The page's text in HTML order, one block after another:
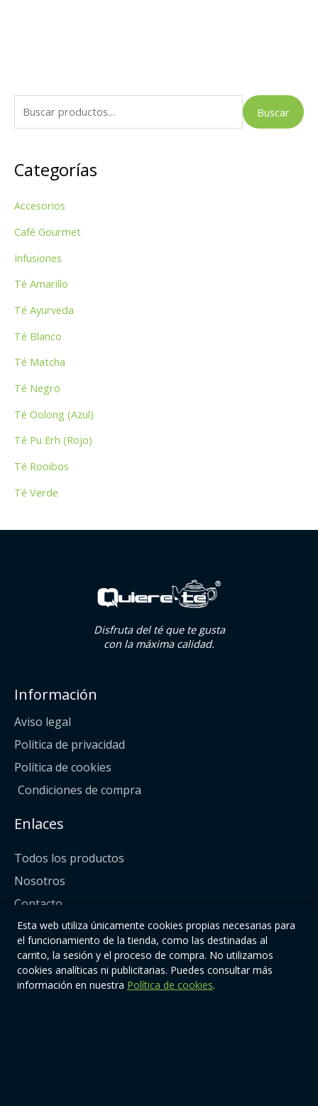
u
c
r
p
Buscar
Categorías
Accesorios
Café Gourmet
Infusiones
Té Amarillo
Té Ayurveda
Té Blanco
Té Matcha
Té Negro
Té Oolong (Azul)
Té Pu Erh (Rojo)
Té Rooibos
Té Verde
Disfruta del té que te gusta
con la máxima calidad.
Información
Aviso legal
Política de privacidad
Política de cookies
Condiciones de compra
Enlaces
Todos los productos
Nosotros
Contacto
Síguenos
Esta web utiliza únicamente cookies propias necesarias para
el funcionamiento de la tienda, como las destinadas al
carrito, la sesión y el proceso de compra. No utilizamos
cookies analíticas ni publicitarias. Puedes consultar más
información en nuestra Política de cookies.